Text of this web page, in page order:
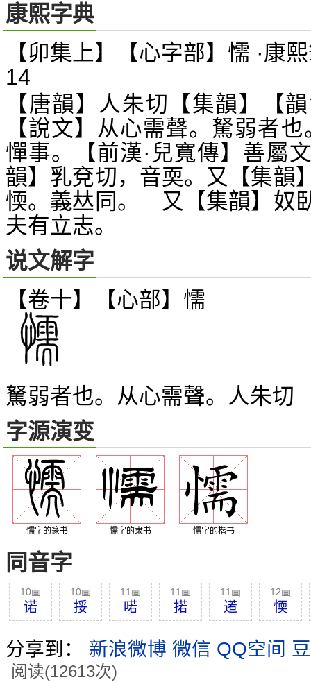
康熙字典
【卯集上】【心字部】懦 ·康
14
【唐韻】人朱切【集韻】【
【說文】从心需聲。駑弱者
憚事。【前漢·兒寬傳】善屬
韻】乳兗切，音耎。又【集韻
愞。義𠀤 同。 又【集韻】奴
夫有立志。
说文解字
【卷十】【心部】 懦
駑弱者也。从心需聲。人朱切
字源演变
懦字的篆书 懦字的隶书 懦字的楷书
同音字
10画
诺
10画
挼
11画
喏
11画
掿
11画
逽
12画
愞
分享到： 新浪微博 微信 QQ空间
阅读(12613次)